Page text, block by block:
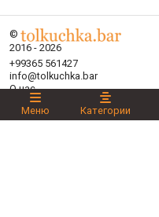
©
2016 - 2026
+99365 561427
info@tolkuchka.bar
О нас
Доставка
Статьи
Меню Категории